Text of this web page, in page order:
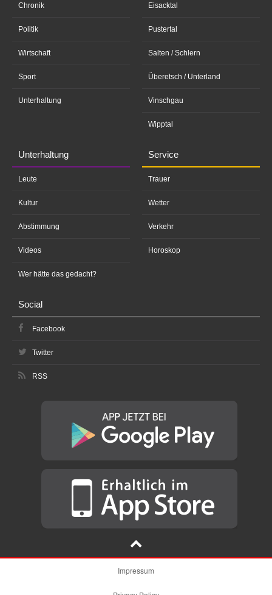
Chronik
Politik
Wirtschaft
Sport
Unterhaltung
Eisacktal
Pustertal
Salten / Schlern
Überetsch / Unterland
Vinschgau
Wipptal
Unterhaltung
Leute
Kultur
Abstimmung
Videos
Wer hätte das gedacht?
Service
Trauer
Wetter
Verkehr
Horoskop
Social
Facebook
Twitter
RSS
Impressum